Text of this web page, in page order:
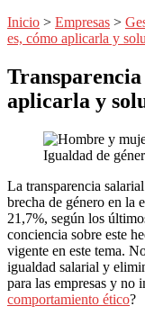
Inicio > Empresas >
es, cómo aplicarla y
aplicarla y
La transparencia
brecha de género en la
21,7%, según los
conciencia sobre este
vigente en este tema.
igualdad salarial y
para las empresas y no
comportamiento ético?